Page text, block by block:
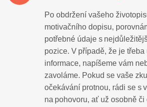
Po obdržení vašeho
motivačního dopisu, po
potřebné údaje s
pozice. V případě, že je
informace, napíšeme vám
zavoláme. Pokud se vaše
očekávání protnou, rádi se s
na pohovoru, ať už osobně či